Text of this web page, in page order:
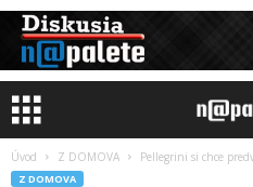
Úvod Z DOMOVA Pellegrini si chce
Z DOMOVA